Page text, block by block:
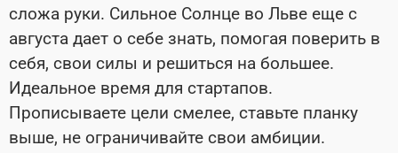
сложа руки. Сильное Солнце во Льве еще с
августа дает о себе знать, помогая поверить в
себя, свои силы и решиться на большее.
Идеальное время для стартапов.
Прописываете цели смелее, ставьте планку
выше, не ограничивайте свои амбиции.